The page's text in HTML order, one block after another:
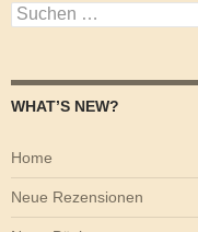
Suchen
nach:
WHAT’S NEW?
Home
Neue Rezensionen